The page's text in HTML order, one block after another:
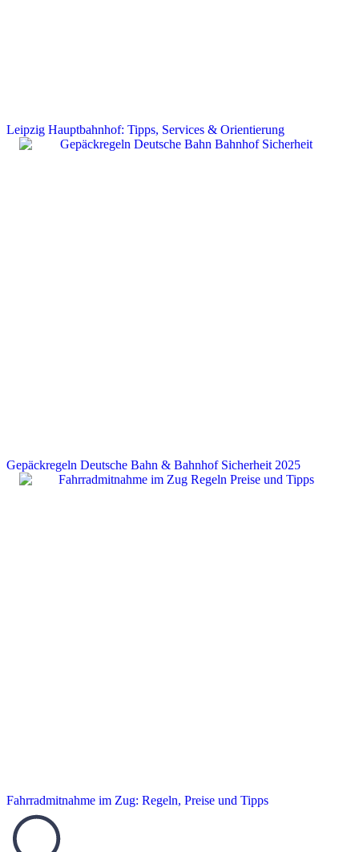
Leipzig Hauptbahnhof: Tipps, Services & Orientierung
Gepäckregeln Deutsche Bahn & Bahnhof Sicherheit 2025
Fahrradmitnahme im Zug: Regeln, Preise und Tipps